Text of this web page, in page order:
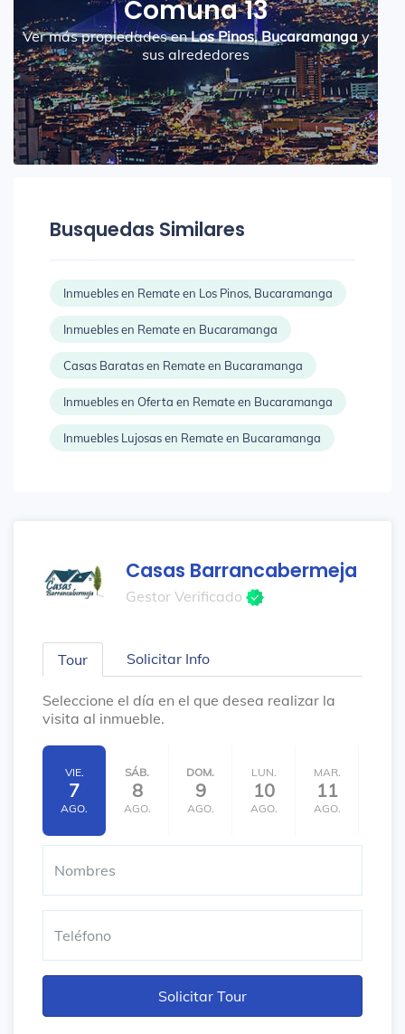
Comuna 13
Ver más propiedades enLos Pinos, Bucaramangay
sus alrededores
Busquedas Similares
Inmuebles en Remate en Los Pinos, Bucaramanga
Inmuebles en Remate en Bucaramanga
Casas Baratas en Remate en Bucaramanga
Inmuebles en Oferta en Remate en Bucaramanga
Inmuebles Lujosas en Remate en Bucaramanga
Casas Barrancabermeja
Gestor Verificado
Tour Solicitar Info
Seleccione el día en el que desea realizar la
visita al inmueble.
VIE.
7
AGO.
SÁB.
8
AGO.
DOM.
9
AGO.
LUN.
10
AGO.
MAR.
11
AGO.